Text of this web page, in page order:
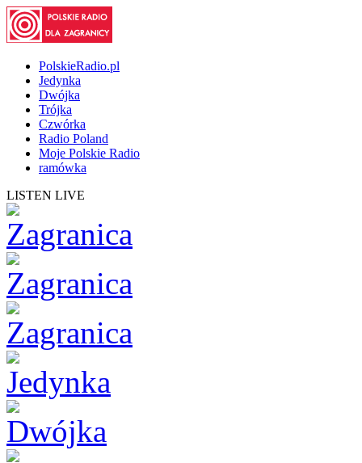
PolskieRadio.pl
Jedynka
Dwójka
Trójka
Czwórka
Radio Poland
Moje Polskie Radio
ramówka
LISTEN LIVE